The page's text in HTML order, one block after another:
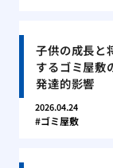
子供の成長と
するゴミ屋敷
発達的影響
2026.04.24
ゴミ屋敷